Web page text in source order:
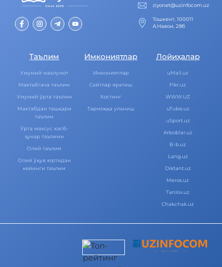
ziyonet@uzinfocom.uz
Тошкент, 100011
А.Навои, 28б
Таълим
Умумий маълумот
Мактабгача таълим
Умумий ўрта таълим
Мактабдан ташқари
таълим
Ўрта махсус касб-
ҳунар таълими
Олий таълим
Олий ўқув юртидан
кейинги таълим
Имкониятлар
Имкониятлар
Cайтлар яратиш
Хостинг
Тармоққа уланиш
Лойиҳалар
uMail.uz
Fikr.uz
WWW.UZ
uTube.uz
uSport.uz
Arboblar.uz
B-b.uz
Lang.uz
Diktant.uz
Meros.uz
Tanlov.uz
Chakchak.uz